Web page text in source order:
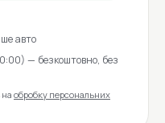
авто
— безкоштовно, без
обробку персональних